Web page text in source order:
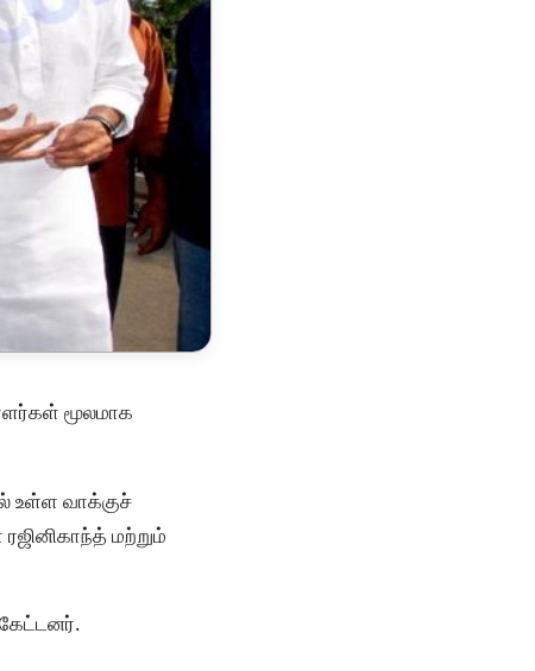
மூலமாக
உள்ள வாக்குச்
மற்றும்